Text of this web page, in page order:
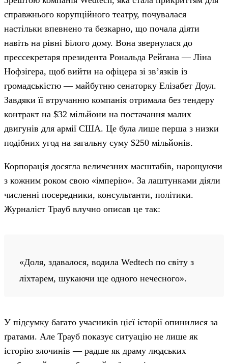
справжнього корупційного театру, почувалася
настільки впевнено та безкарно, що почала діяти
навіть на рівні Білого дому. Вона звернулася до
прессекретаря президента Рональда Рейгана — Ліна
Нофзігера, щоб вийти на офіцера зі зв’язків із
громадськістю — майбутню сенаторку Елізабет Доул.
Завдяки її втручанню компанія отримала без тендеру
контракт на $32 мільйони на постачання малих
двигунів для армії США. Це була лише перша з низки
подібних угод на загальну суму $250 мільйонів.
Корпорація досягла величезних масштабів, нарощуючи
з кожним роком свою «імперію». За лаштунками діяли
численні посередники, консультанти, політики.
Журналіст Трауб влучно описав це так:
«Доля, здавалося, водила Wedtech по світу з
ліхтарем, шукаючи ще одного нечесного».
У підсумку багато учасників цієї історії опинилися за
ґратами. Але Трауб показує ситуацію не лише як
історію злочинів — радше як драму людських